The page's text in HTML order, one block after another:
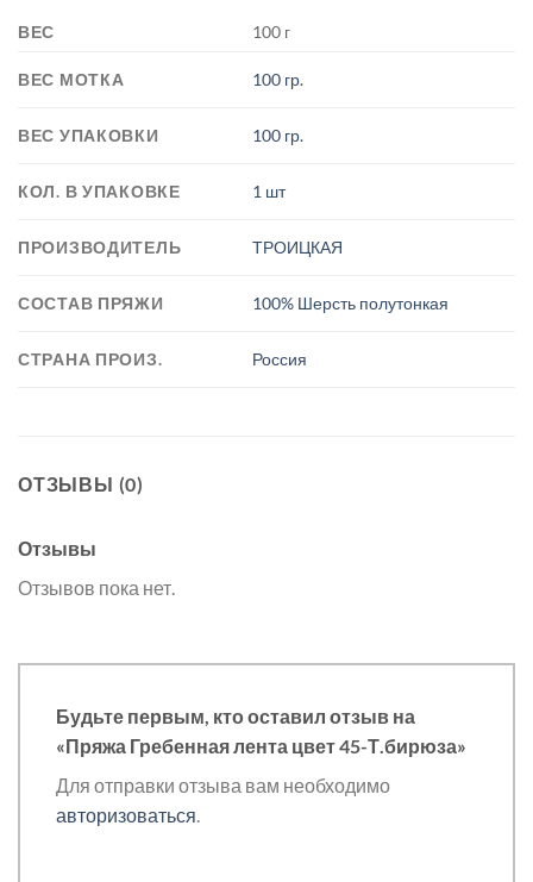
ВЕС 100 г
ВЕС МОТКА 100 гр.
ВЕС УПАКОВКИ 100 гр.
КОЛ. В УПАКОВКЕ 1 шт
ПРОИЗВОДИТЕЛЬ ТРОИЦКАЯ
СОСТАВ ПРЯЖИ 100% Шерсть полутонкая
СТРАНА ПРОИЗ. Россия
ОТЗЫВЫ (0)
Отзывы
Отзывов пока нет.
Будьте первым, кто оставил отзыв на
«Пряжа Гребенная лента цвет 45-Т.бирюза»
Для отправки отзыва вам необходимо
авторизоваться